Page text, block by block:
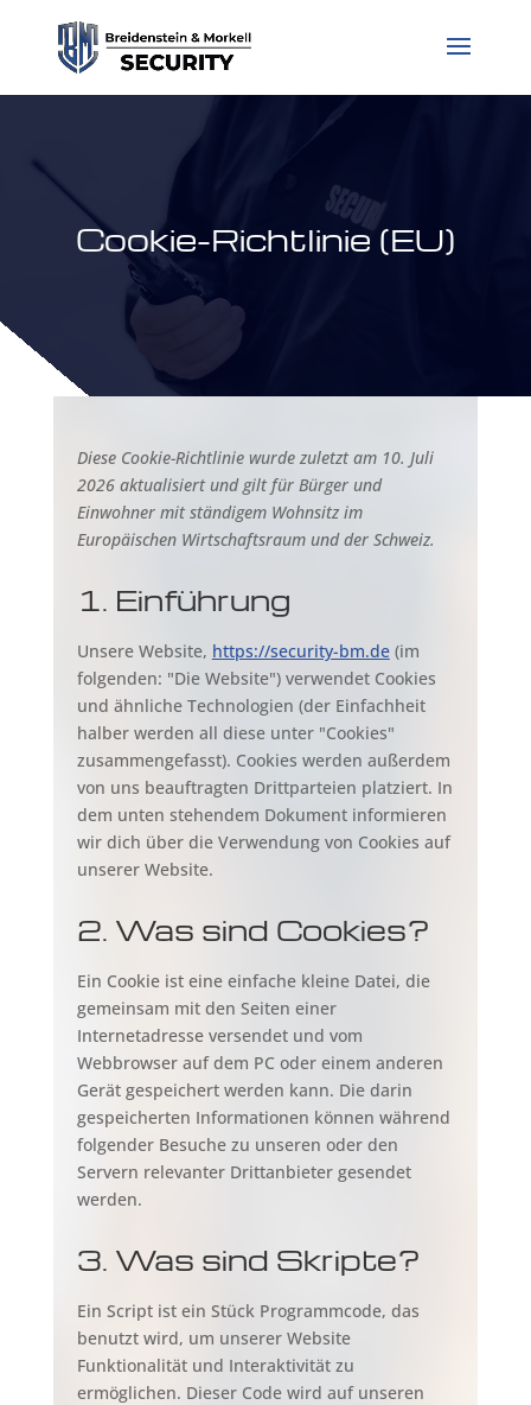
Cookie-Richtlinie (EU)
Diese Cookie-Richtlinie wurde zuletzt am 10. Juli
2026 aktualisiert und gilt für Bürger und
Einwohner mit ständigem Wohnsitz im
Europäischen Wirtschaftsraum und der Schweiz.
1. Einführung
Unsere Website, https://security-bm.de(im
folgenden: "Die Website") verwendet Cookies
und ähnliche Technologien (der Einfachheit
halber werden all diese unter "Cookies"
zusammengefasst). Cookies werden außerdem
von uns beauftragten Drittparteien platziert. In
dem unten stehendem Dokument informieren
wir dich über die Verwendung von Cookies auf
unserer Website.
2. Was sind Cookies?
Ein Cookie ist eine einfache kleine Datei, die
gemeinsam mit den Seiten einer
Internetadresse versendet und vom
Webbrowser auf dem PC oder einem anderen
Gerät gespeichert werden kann. Die darin
gespeicherten Informationen können während
folgender Besuche zu unseren oder den
Servern relevanter Drittanbieter gesendet
werden.
3. Was sind Skripte?
Ein Script ist ein Stück Programmcode, das
benutzt wird, um unserer Website
Funktionalität und Interaktivität zu
ermöglichen. Dieser Code wird auf unseren